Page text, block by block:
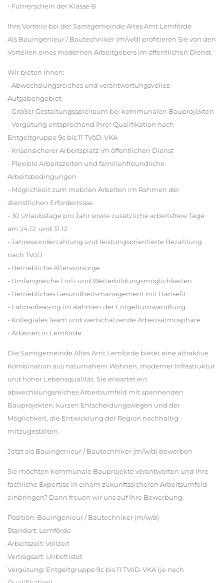
- Führerschein der Klasse B
Ihre Vorteile bei der Samtgemeinde Altes Amt Lemförde
Als Bauingenieur / Bautechniker (m/w/d) profitieren Sie von den
Vorteilen eines modernen Arbeitgebers im öffentlichen Dienst.
Wir bieten Ihnen:
- Abwechslungsreiches und verantwortungsvolles
Aufgabengebiet
- Großer Gestaltungsspielraum bei kommunalen Bauprojekten
- Vergütung entsprechend Ihrer Qualifikation nach
Entgeltgruppe 9c bis 11 TVöD-VKA
- Krisensicherer Arbeitsplatz im öffentlichen Dienst
- Flexible Arbeitszeiten und familienfreundliche
Arbeitsbedingungen
- Möglichkeit zum mobilen Arbeiten im Rahmen der
dienstlichen Erfordernisse
- 30 Urlaubstage pro Jahr sowie zusätzliche arbeitsfreie Tage
am 24.12. und 31.12.
- Jahressonderzahlung und leistungsorientierte Bezahlung
nach TVöD
- Betriebliche Altersvorsorge
- Umfangreiche Fort- und Weiterbildungsmöglichkeiten
- Betriebliches Gesundheitsmanagement mit Hansefit
- Fahrradleasing im Rahmen der Entgeltumwandlung
- Kollegiales Team und wertschätzende Arbeitsatmosphäre
- Arbeiten in Lemförde
Die Samtgemeinde Altes Amt Lemförde bietet eine attraktive
Kombination aus naturnahem Wohnen, moderner Infrastruktur
und hoher Lebensqualität. Sie erwartet ein
abwechslungsreiches Arbeitsumfeld mit spannenden
Bauprojekten, kurzen Entscheidungswegen und der
Möglichkeit, die Entwicklung der Region nachhaltig
mitzugestalten.
Jetzt als Bauingenieur / Bautechniker (m/w/d) bewerben
Sie möchten kommunale Bauprojekte verantworten und Ihre
fachliche Expertise in einem zukunftssicheren Arbeitsumfeld
einbringen? Dann freuen wir uns auf Ihre Bewerbung.
Position: Bauingenieur / Bautechniker (m/w/d)
Standort: Lemförde
Arbeitszeit: Vollzeit
Vertragsart: Unbefristet
Vergütung: Entgeltgruppe 9c bis 11 TVöD-VKA (je nach